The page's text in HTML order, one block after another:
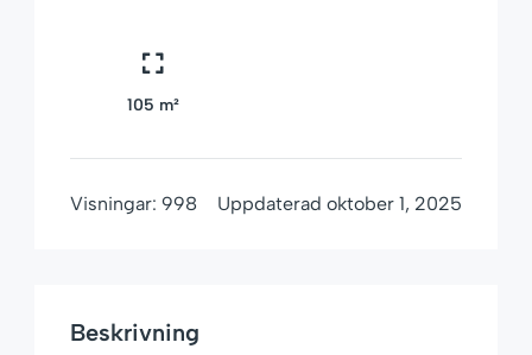
105 m²
Visningar: 998 Uppdaterad oktober 1, 2025
Beskrivning